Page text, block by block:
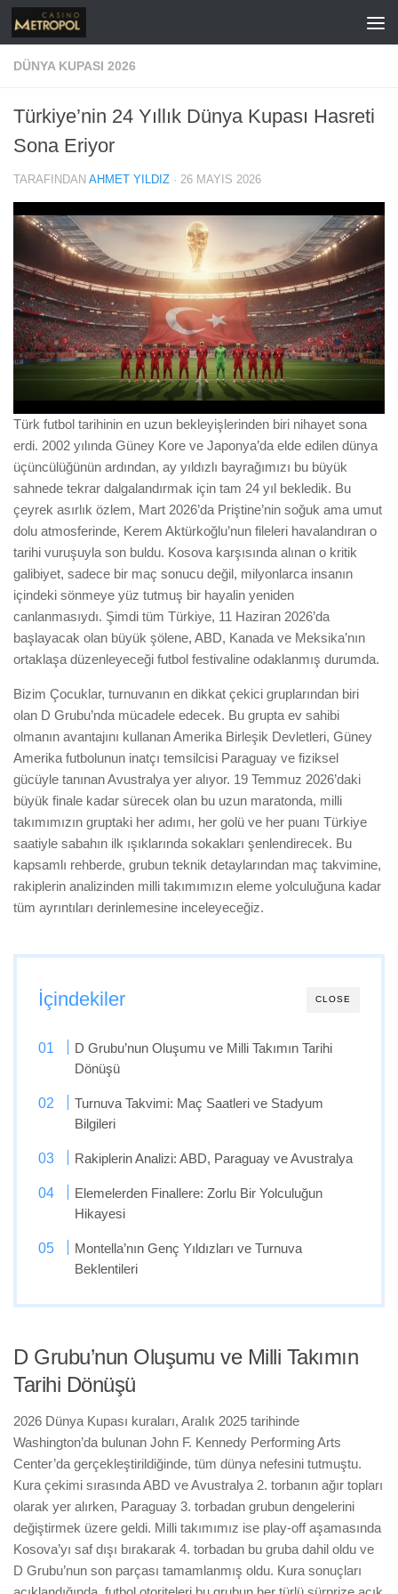
İçeriğe geç
DÜNYA KUPASI 2026
Türkiye’nin 24 Yıllık Dünya Kupası Hasreti
Sona Eriyor
TARAFINDAN AHMET YILDIZ · 26 MAYIS 2026
Türk futbol tarihinin en uzun bekleyişlerinden biri nihayet sona
erdi. 2002 yılında Güney Kore ve Japonya’da elde edilen dünya
üçüncülüğünün ardından, ay yıldızlı bayrağımızı bu büyük
sahnede tekrar dalgalandırmak için tam 24 yıl bekledik. Bu
çeyrek asırlık özlem, Mart 2026’da Priştine’nin soğuk ama umut
dolu atmosferinde, Kerem Aktürkoğlu’nun fileleri havalandıran o
tarihi vuruşuyla son buldu. Kosova karşısında alınan o kritik
galibiyet, sadece bir maç sonucu değil, milyonlarca insanın
içindeki sönmeye yüz tutmuş bir hayalin yeniden
canlanmasıydı. Şimdi tüm Türkiye, 11 Haziran 2026’da
başlayacak olan büyük şölene, ABD, Kanada ve Meksika’nın
ortaklaşa düzenleyeceği futbol festivaline odaklanmış durumda.
Bizim Çocuklar, turnuvanın en dikkat çekici gruplarından biri
olan D Grubu’nda mücadele edecek. Bu grupta ev sahibi
olmanın avantajını kullanan Amerika Birleşik Devletleri, Güney
Amerika futbolunun inatçı temsilcisi Paraguay ve fiziksel
gücüyle tanınan Avustralya yer alıyor. 19 Temmuz 2026’daki
büyük finale kadar sürecek olan bu uzun maratonda, milli
takımımızın gruptaki her adımı, her golü ve her puanı Türkiye
saatiyle sabahın ilk ışıklarında sokakları şenlendirecek. Bu
kapsamlı rehberde, grubun teknik detaylarından maç takvimine,
rakiplerin analizinden milli takımımızın eleme yolculuğuna kadar
tüm ayrıntıları derinlemesine inceleyeceğiz.
CLOSE
İçindekiler
D Grubu’nun Oluşumu ve Milli Takımın Tarihi
Dönüşü
Turnuva Takvimi: Maç Saatleri ve Stadyum
Bilgileri
Rakiplerin Analizi: ABD, Paraguay ve Avustralya
Elemelerden Finallere: Zorlu Bir Yolculuğun
Hikayesi
Montella’nın Genç Yıldızları ve Turnuva
Beklentileri
D Grubu’nun Oluşumu ve Milli Takımın
Tarihi Dönüşü
2026 Dünya Kupası kuraları, Aralık 2025 tarihinde
Washington’da bulunan John F. Kennedy Performing Arts
Center’da gerçekleştirildiğinde, tüm dünya nefesini tutmuştu.
Kura çekimi sırasında ABD ve Avustralya 2. torbanın ağır topları
olarak yer alırken, Paraguay 3. torbadan grubun dengelerini
değiştirmek üzere geldi. Milli takımımız ise play-off aşamasında
Kosova’yı saf dışı bırakarak 4. torbadan bu gruba dahil oldu ve
D Grubu’nun son parçası tamamlanmış oldu. Kura sonuçları